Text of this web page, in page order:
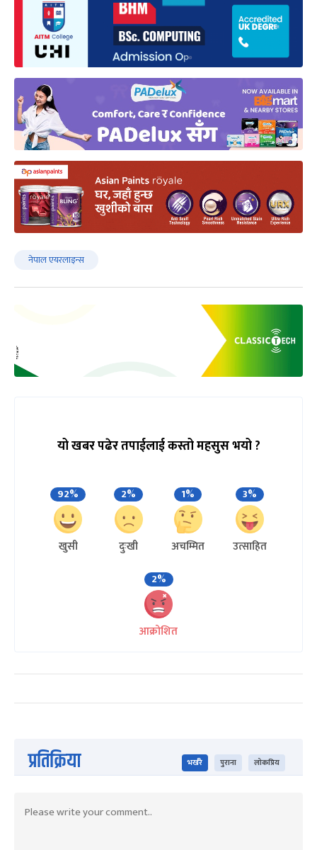
नेपाल एयरलाइन्स
यो खबर पढेर तपाईलाई कस्तो महसुस भयो ?
92%
खुसी
2%
दुःखी
1%
अचम्मित
3%
उत्साहित
2%
आक्रोशित
प्रतिक्रिया भर्खरै पुराना लोकप्रिय